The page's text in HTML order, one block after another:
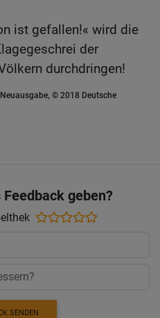
ist gefallen!« wird die
der
durchdringen!
© 2018 Deutsche
geben?
SENDEN